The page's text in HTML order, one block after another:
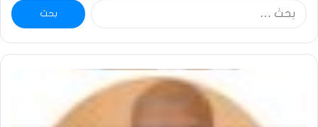
البحث
عن: